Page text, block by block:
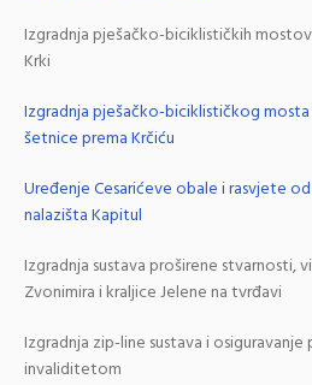
Izgradnja pješačko-biciklističkih
Krki
Izgradnja pješačko-biciklističkog mosta
šetnice prema Krčiću
Uređenje Cesarićeve obale i rasvjete
nalazišta Kapitul
Izgradnja sustava proširene stvarnosti,
Zvonimira i kraljice Jelene na tvrđavi
Izgradnja zip-line sustava i
invaliditetom